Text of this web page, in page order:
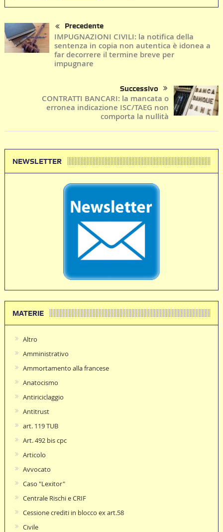
Precedente
IMPUGNAZIONI CIVILI: la notifica della
sentenza in copia non autentica è idonea a
far decorrere il termine breve per
impugnare
Successivo
CONTRATTI BANCARI: la mancata o
erronea indicazione ISC/TAEG non
comporta la nullità
NEWSLETTER
MATERIE
Altro
Amministrativo
Ammortamento alla francese
Anatocismo
Antiriciclaggio
Antitrust
art. 119 TUB
Art. 492 bis cpc
Articolo
Avvocato
Caso "Lexitor"
Centrale Rischi e CRIF
Cessione crediti in blocco ex art.58
Civile